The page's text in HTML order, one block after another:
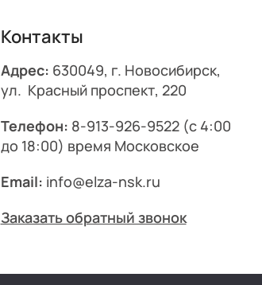
Контакты
Адрес: 630049, г. Новосибирск,
ул. Красный проспект, 220
Телефон: 8-913-926-9522(с 4:00
до 18:00) время Московское
Email: info@elza-nsk.ru
Заказать обратный звонок